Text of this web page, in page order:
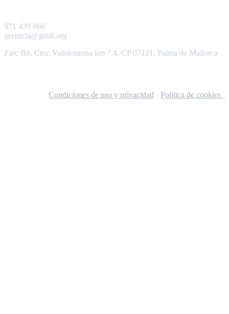
971 439 866
gerencia@gsbit.org
Parc Bit, Ctra. Valldemossa km 7.4, CP 07121, Palma de Mallorca
Condiciones de uso y privacidad · Política de cookies